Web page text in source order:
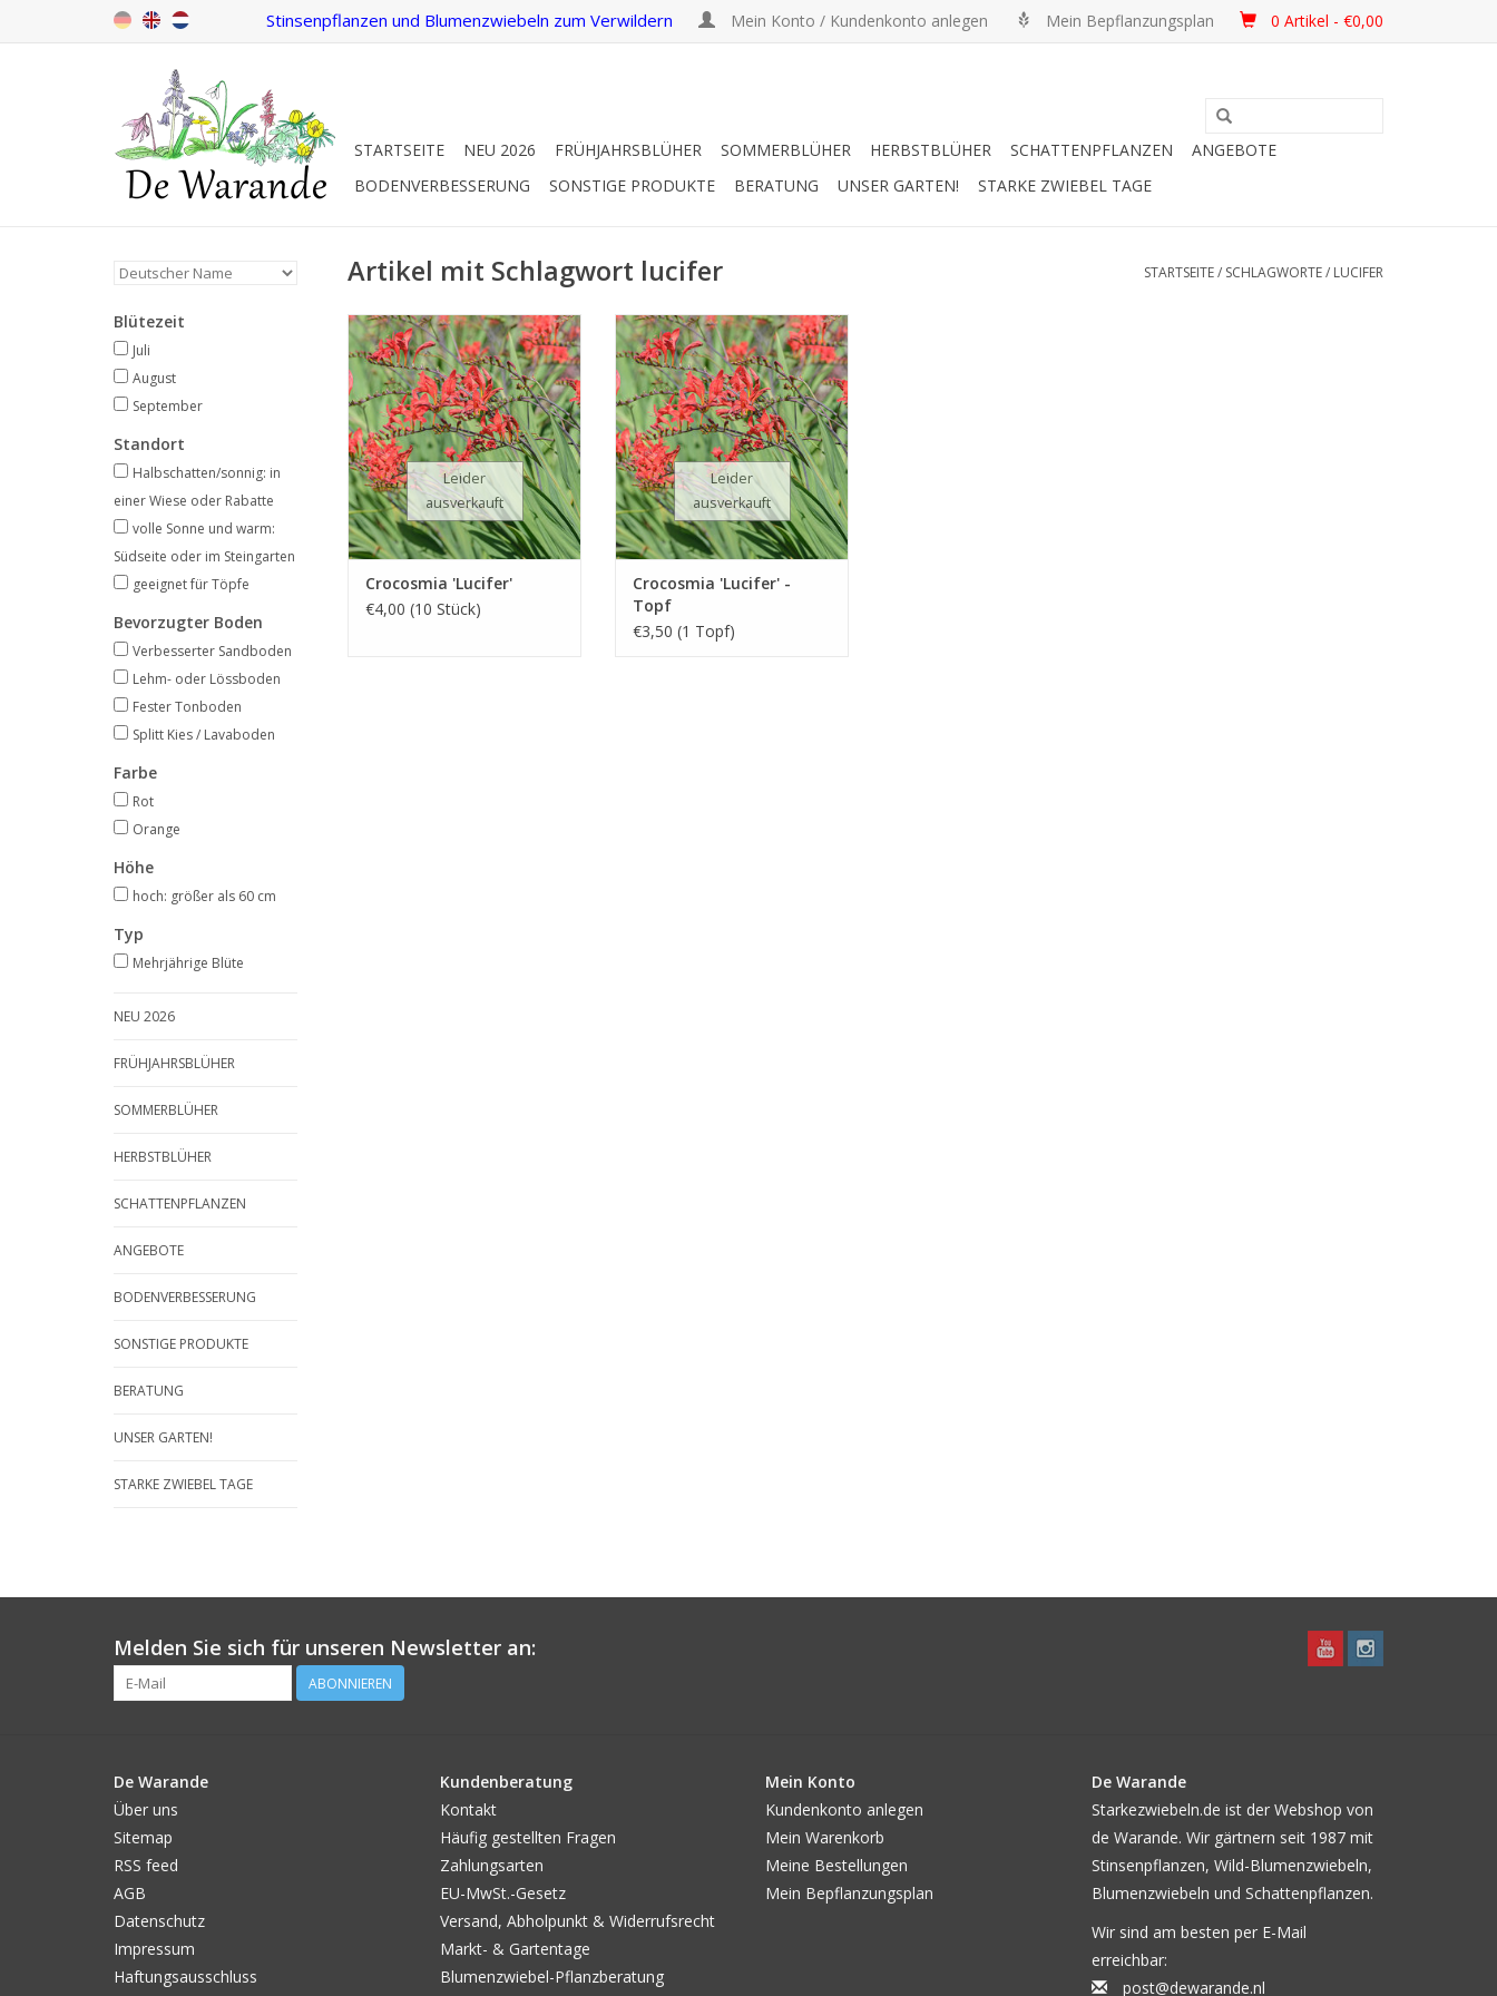
Stinsenpflanzen und Blumenzwiebeln zum Verwildern Mein Konto / Kundenkonto anlegen Mein Bepflanzungsplan 0 Artikel - €0,00
STARTSEITE NEU 2026 FRÜHJAHRSBLÜHER SOMMERBLÜHER HERBSTBLÜHER SCHATTENPFLANZEN
ANGEBOTE
BODENVERBESSERUNG
SONSTIGE PRODUKTE BERATUNG UNSER GARTEN! STARKE ZWIEBEL TAGE
Blütezeit
Juli
August
September
Standort
Halbschatten/sonnig: in
einer Wiese oder Rabatte
volle Sonne und warm:
Südseite oder im Steingarten
geeignet für Töpfe
Bevorzugter Boden
Verbesserter Sandboden
Lehm- oder Lössboden
Fester Tonboden
Splitt Kies / Lavaboden
Farbe
Rot
Orange
Höhe
hoch: größer als 60 cm
Typ
Mehrjährige Blüte
NEU 2026
FRÜHJAHRSBLÜHER
SOMMERBLÜHER
HERBSTBLÜHER
SCHATTENPFLANZEN
ANGEBOTE
BODENVERBESSERUNG
SONSTIGE PRODUKTE
BERATUNG
UNSER GARTEN!
STARKE ZWIEBEL TAGE
Artikel mit Schlagwort lucifer STARTSEITE/ SCHLAGWORTE/ LUCIFER
Leider
ausverkauft
Garten-Montbretie
Juli/Sept, rot, 80 – 100 cm
Knallrot: eine auffallende
Ergänzung in jeder Rabatte
INFO
Crocosmia 'Lucifer'
€4,00 (10 Stück)
Leider
ausverkauft
Garten-Montbretie
Juli/Sept, rot, 80 – 100 cm
Knallrot: eine auffallende
Ergänzung in jeder Rabatte
INFO
Crocosmia 'Lucifer' -
Topf
€3,50 (1 Topf)
Melden Sie sich für unseren Newsletter an:
ABONNIEREN
De Warande
Über uns
Sitemap
RSS feed
AGB
Datenschutz
Impressum
Haftungsausschluss
Kundenberatung
Kontakt
Häufig gestellten Fragen
Zahlungsarten
EU-MwSt.-Gesetz
Versand, Abholpunkt & Widerrufsrecht
Markt- & Gartentage
Blumenzwiebel-Pflanzberatung
Mein Konto
Kundenkonto anlegen
Mein Warenkorb
Meine Bestellungen
Mein Bepflanzungsplan
De Warande
Starkezwiebeln.de ist der Webshop von
de Warande. Wir gärtnern seit 1987 mit
Stinsenpflanzen, Wild-Blumenzwiebeln,
Blumenzwiebeln und Schattenpflanzen.
Wir sind am besten per E-Mail
erreichbar:
post@dewarande.nl